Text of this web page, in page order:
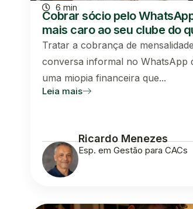
6 min
Cobrar sócio pelo
mais caro ao seu clube do
Tratar a cobrança de
conversa informal no WhatsApp
uma miopia financeira que...
Leia mais
Ricardo Menezes
Esp. em Gestão para CACs